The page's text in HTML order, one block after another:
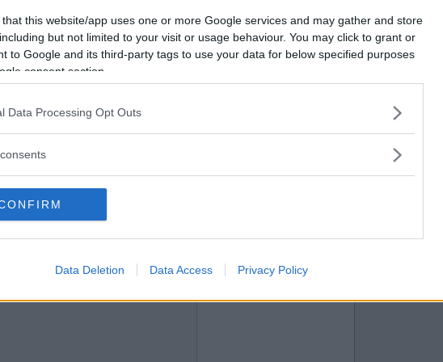
that this website/app uses one or more Google services and may gather and store
but not limited to your visit or usage behaviour. You may click to grant or
to Google and its third-party tags to use your data for below specified purposes
consent section.
Data Processing Opt Outs
Data Deletion Data Access Privacy Policy
2017-04-25 13:13
Vill du bli
medlem?